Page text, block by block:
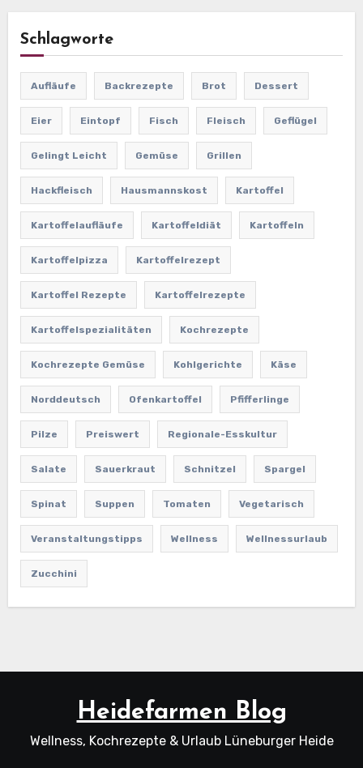
Schlagworte
Aufläufe Backrezepte Brot Dessert
Eier Eintopf Fisch Fleisch Geflügel
Gelingt Leicht Gemüse Grillen
Hackfleisch Hausmannskost Kartoffel
Kartoffelaufläufe Kartoffeldiät Kartoffeln
Kartoffelpizza Kartoffelrezept
Kartoffel Rezepte Kartoffelrezepte
Kartoffelspezialitäten Kochrezepte
Kochrezepte Gemüse Kohlgerichte Käse
Norddeutsch Ofenkartoffel Pfifferlinge
Pilze Preiswert Regionale-Esskultur
Salate Sauerkraut Schnitzel Spargel
Spinat Suppen Tomaten Vegetarisch
Veranstaltungstipps Wellness Wellnessurlaub
Zucchini
Heidefarmen Blog
Wellness, Kochrezepte & Urlaub Lüneburger Heide